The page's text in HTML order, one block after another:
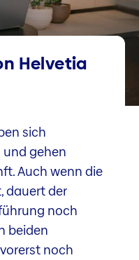
Helvetia
sich
gehen
Auch wenn die
dauert der
noch
beiden
noch